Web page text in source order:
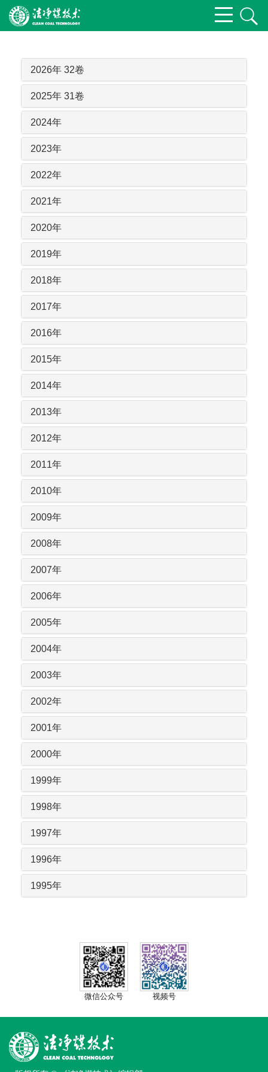
2026年 32卷
2025年 31卷
2024年
2023年
2022年
2021年
2020年
2019年
2018年
2017年
2016年
2015年
2014年
2013年
2012年
2011年
2010年
2009年
2008年
2007年
2006年
2005年
2004年
2003年
2002年
2001年
2000年
1999年
1998年
1997年
1996年
1995年
微信公众号 视频号